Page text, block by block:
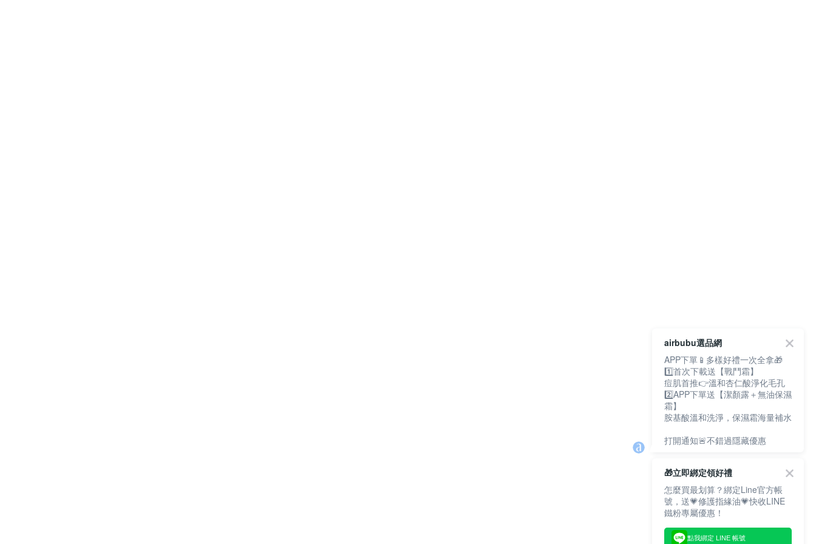
airbubu選品網
APP下單📱多樣好禮一次全拿🎁
1️⃣首次下載送【戰鬥霜】
痘肌首推👉溫和杏仁酸淨化毛孔
2️⃣APP下單送【潔顏露＋無油保濕
霜】
胺基酸溫和洗淨，保濕霜海量補水
打開通知🚨不錯過隱藏優惠
🎁立即綁定領好禮
怎麼買最划算？綁定Line官方帳
號，送💗修護指緣油💗快收LINE
鐵粉專屬優惠！
點我綁定 LINE 帳號